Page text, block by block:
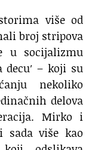
više od
broj stripova
u socijalizmu
– koji su
nekoliko
delova
Mirko i
sada više kao